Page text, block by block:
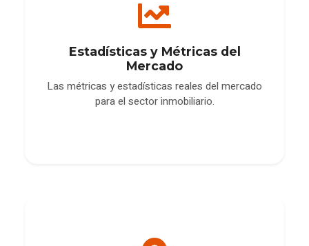
Estadísticas y Métricas del
Mercado
Las métricas y estadísticas reales del mercado
para el sector inmobiliario.